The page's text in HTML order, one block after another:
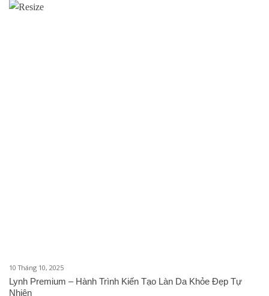
10 Tháng 10, 2025
Lynh Premium – Hành Trình Kiến Tạo Làn Da Khỏe Đẹp Tự
Nhiên